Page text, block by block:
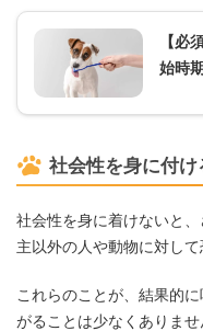
【必
始時
社会性を身に付
社会性を身に着けないと
主以外の人や動物に対し
これらのことが、結果的
がることは少なくありませ